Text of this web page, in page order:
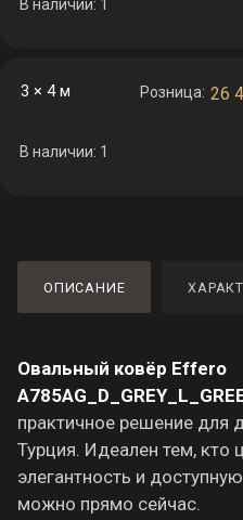
В наличии: 1
3 × 4 м Розница: 26
В наличии: 1
ОПИСАНИЕ
Овальный ковёр Effero
практичное решение для
Турция. Идеален тем, кто
элегантность и
можно прямо сейчас.